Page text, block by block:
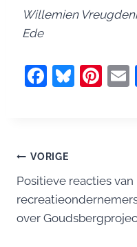
Willemien
Ede
F
b
o
o
k
Bl Pi
Bericht
navigatie
VORIGE
Positieve reacties van
over